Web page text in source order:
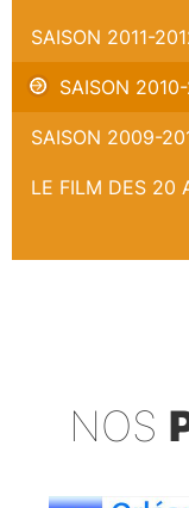
SAISON 2011-
SAISON 2010-
SAISON 2009-
LE FILM DES 20
NOS